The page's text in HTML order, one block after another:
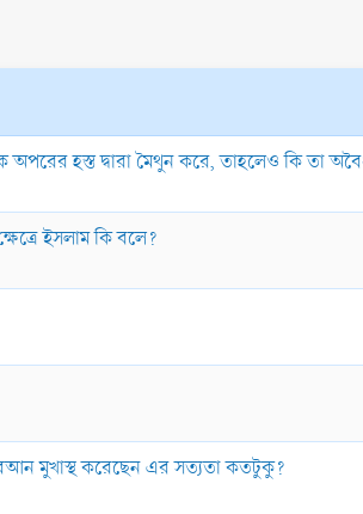
অপরের হস্ত দ্বারা মৈথুন করে, তাহলেও কি তা
ইসলাম কি বলে?
মুখাস্থ করেছেন এর সত্যতা কতটুকু?